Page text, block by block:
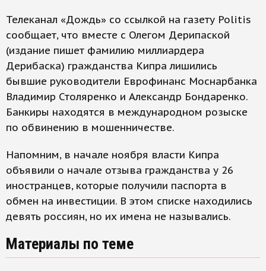
Телеканал «Дождь» со ссылкой на газету Politis
сообщает, что вместе с Олегом Дерипаской
(издание пишет фамилию миллиардера
Дерибаска) гражданства Кипра лишились
бывшие руководители Еврофинанс Моснарбанка
Владимир Столяренко и Александр Бондаренко.
Банкиры находятся в международном розыске
по обвинению в мошенничестве.
Напомним, в начале ноября власти Кипра
объявили о начале отзыва гражданства у 26
иностранцев, которые получили паспорта в
обмен на инвестиции. В этом списке находились
девять россиян, но их имена не назывались.
Материалы по теме